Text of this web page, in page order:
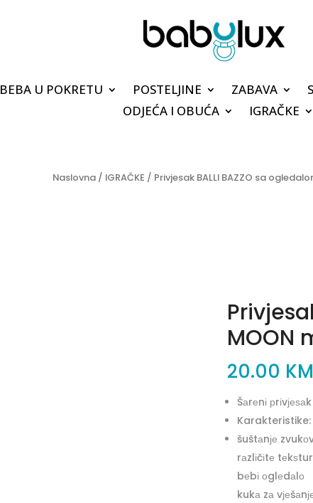
BEBA U POKRETU POSTELJINE ZABAVA
ODJEĆA I OBUĆA
IGRAČKE
Naslovna/ IGRAČKE / Privjesak BALLI BAZZO sa
MOON
20.00 KM
Šаrеnі
Karakteristike:
šuštаnје
rаzlіčіtе
bеbі оglеdаlо
kukа zа